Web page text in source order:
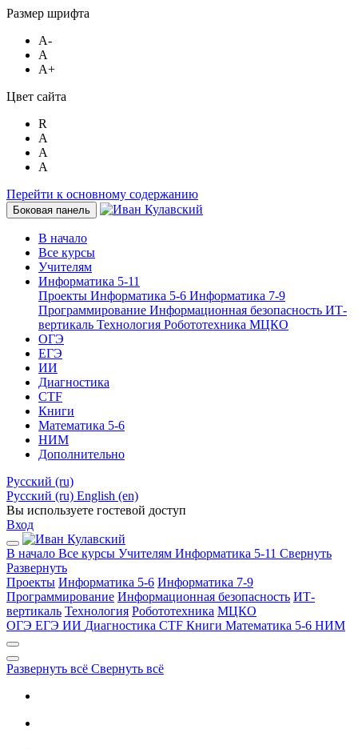
Размер шрифта
A-
A
A+
Цвет сайта
R
A
A
A
Перейти к основному содержанию
Боковая панель
В начало
Все курсы
Учителям
Информатика 5-11
Проекты Информатика 5-6 Информатика 7-9
Программирование Информационная безопасность ИТ-
вертикаль Технология Робототехника МЦКО
ОГЭ
ЕГЭ
ИИ
Диагностика
CTF
Книги
Математика 5-6
НИМ
Дополнительно
Русский ‎(ru)‎
Русский ‎(ru)‎ English ‎(en)‎
Вы используете гостевой доступ
Вход
В начало Все курсы Учителям Информатика 5-11 Свернуть
Развернуть
Проекты Информатика 5-6 Информатика 7-9
Программирование Информационная безопасность ИТ-
вертикаль Технология Робототехника МЦКО
ОГЭ ЕГЭ ИИ Диагностика CTF Книги Математика 5-6 НИМ
Развернуть всё Свернуть всё